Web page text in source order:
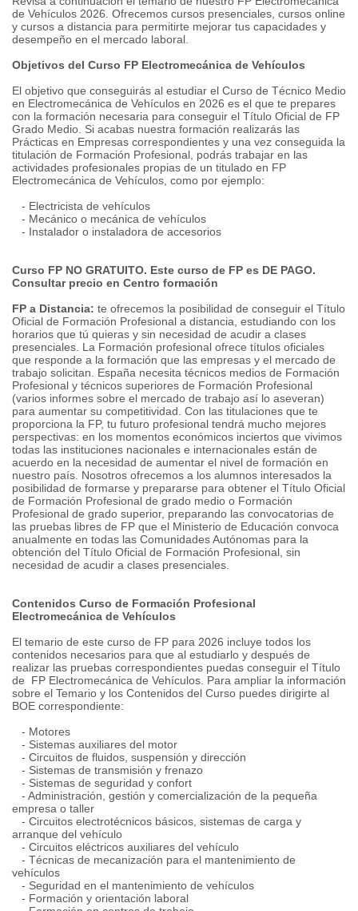
de Vehículos 2026. Ofrecemos cursos presenciales, cursos online
y cursos a distancia para permitirte mejorar tus capacidades y
desempeño en el mercado laboral.
Objetivos del Curso FP Electromecánica de Vehículos
El objetivo que conseguirás al estudiar el Curso de Técnico Medio
en Electromecánica de Vehículos en 2026 es el que te prepares
con la formación necesaria para conseguir el Título Oficial de FP
Grado Medio. Si acabas nuestra formación realizarás las
Prácticas en Empresas correspondientes y una vez conseguida la
titulación de Formación Profesional, podrás trabajar en las
actividades profesionales propias de un titulado en FP
Electromecánica de Vehículos, como por ejemplo:
- Electricista de vehículos
- Mecánico o mecánica de vehículos
- Instalador o instaladora de accesorios
Curso FP NO GRATUITO. Este curso de FP es DE PAGO.
Consultar precio en Centro formación
FP a Distancia: te ofrecemos la posibilidad de conseguir el Título
Oficial de Formación Profesional a distancia, estudiando con los
horarios que tú quieras y sin necesidad de acudir a clases
presenciales. La Formación profesional ofrece títulos oficiales
que responde a la formación que las empresas y el mercado de
trabajo solicitan. España necesita técnicos medios de Formación
Profesional y técnicos superiores de Formación Profesional
(varios informes sobre el mercado de trabajo así lo aseveran)
para aumentar su competitividad. Con las titulaciones que te
proporciona la FP, tu futuro profesional tendrá mucho mejores
perspectivas: en los momentos económicos inciertos que vivimos
todas las instituciones nacionales e internacionales están de
acuerdo en la necesidad de aumentar el nivel de formación en
nuestro país. Nosotros ofrecemos a los alumnos interesados la
posibilidad de formarse y prepararse para obtener el Título Oficial
de Formación Profesional de grado medio o Formación
Profesional de grado superior, preparando las convocatorias de
las pruebas libres de FP que el Ministerio de Educación convoca
anualmente en todas las Comunidades Autónomas para la
obtención del Título Oficial de Formación Profesional, sin
necesidad de acudir a clases presenciales.
Contenidos Curso de Formación Profesional
Electromecánica de Vehículos
El temario de este curso de FP para 2026 incluye todos los
contenidos necesarios para que al estudiarlo y después de
realizar las pruebas correspondientes puedas conseguir el Título
de FP Electromecánica de Vehículos. Para ampliar la información
sobre el Temario y los Contenidos del Curso puedes dirigirte al
BOE correspondiente:
- Motores
- Sistemas auxiliares del motor
- Circuitos de fluidos, suspensión y dirección
- Sistemas de transmisión y frenazo
- Sistemas de seguridad y confort
- Administración, gestión y comercialización de la pequeña
empresa o taller
- Circuitos electrotécnicos básicos, sistemas de carga y
arranque del vehículo
- Circuitos eléctricos auxiliares del vehículo
- Técnicas de mecanización para el mantenimiento de
vehículos
- Seguridad en el mantenimiento de vehículos
- Formación y orientación laboral